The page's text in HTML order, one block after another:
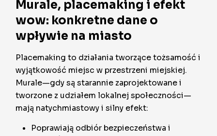
Murale, placemaking i efekt
wow: konkretne dane o
wpływie na miasto
Placemaking to działania tworzące tożsamość i
wyjątkowość miejsc w przestrzeni miejskiej.
Murale—gdy są starannie zaprojektowane i
tworzone z udziałem lokalnej społeczności—
mają natychmiastowy i silny efekt:
Poprawiają odbiór bezpieczeństwa i